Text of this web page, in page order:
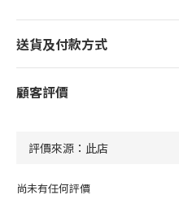
送貨及付款方式
顧客評價
尚未有任何評價